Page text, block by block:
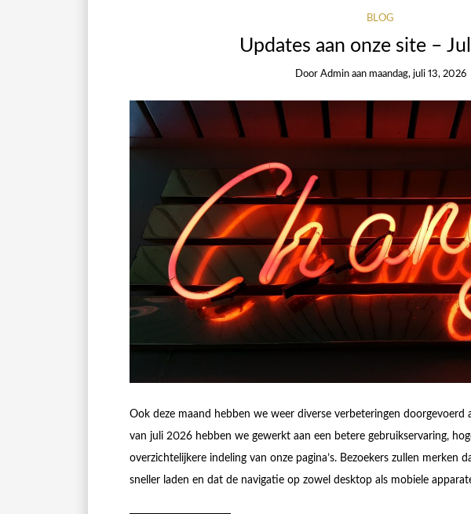
BLOG
Updates aan onze site –
Door Admin aan maandag, juli 13, 2026
Ook deze maand hebben we weer diverse verbeteringen doorgevoerd
van juli 2026 hebben we gewerkt aan een betere gebruikservaring,
overzichtelijkere indeling van onze pagina’s. Bezoekers zullen merken
sneller laden en dat de navigatie op zowel desktop als mobiele